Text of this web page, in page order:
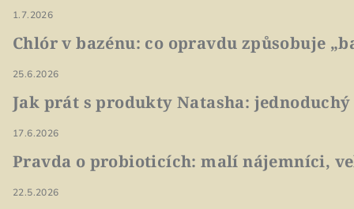
1.7.2026
Chlór v bazénu: co opravdu způsobuje
25.6.2026
Jak prát s produkty Natasha:
17.6.2026
Pravda o probioticích: malí nájemníci,
22.5.2026